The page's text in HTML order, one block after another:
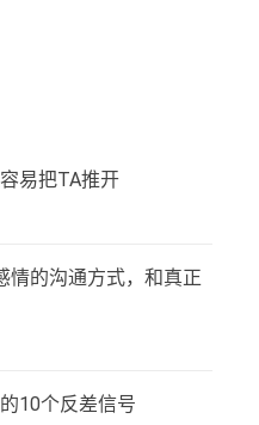
易把TA推开
情的沟通方式，和真正
10个反差信号